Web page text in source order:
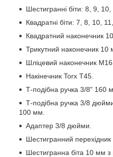
Шестигранні біти: 8, 9,
Квадратні біти: 7, 8, 10,
Квадратний наконечник
Трикутний наконечник 10
Шліцевий наконечник M16.
Накінечник Torx T45.
Т-подібна ручка 3/8" 160
Т-подібна ручка 3/8
100 мм.
Адаптер 3/8 дюйми.
Шестигранний перехідник
Шестигранна біта 10 мм